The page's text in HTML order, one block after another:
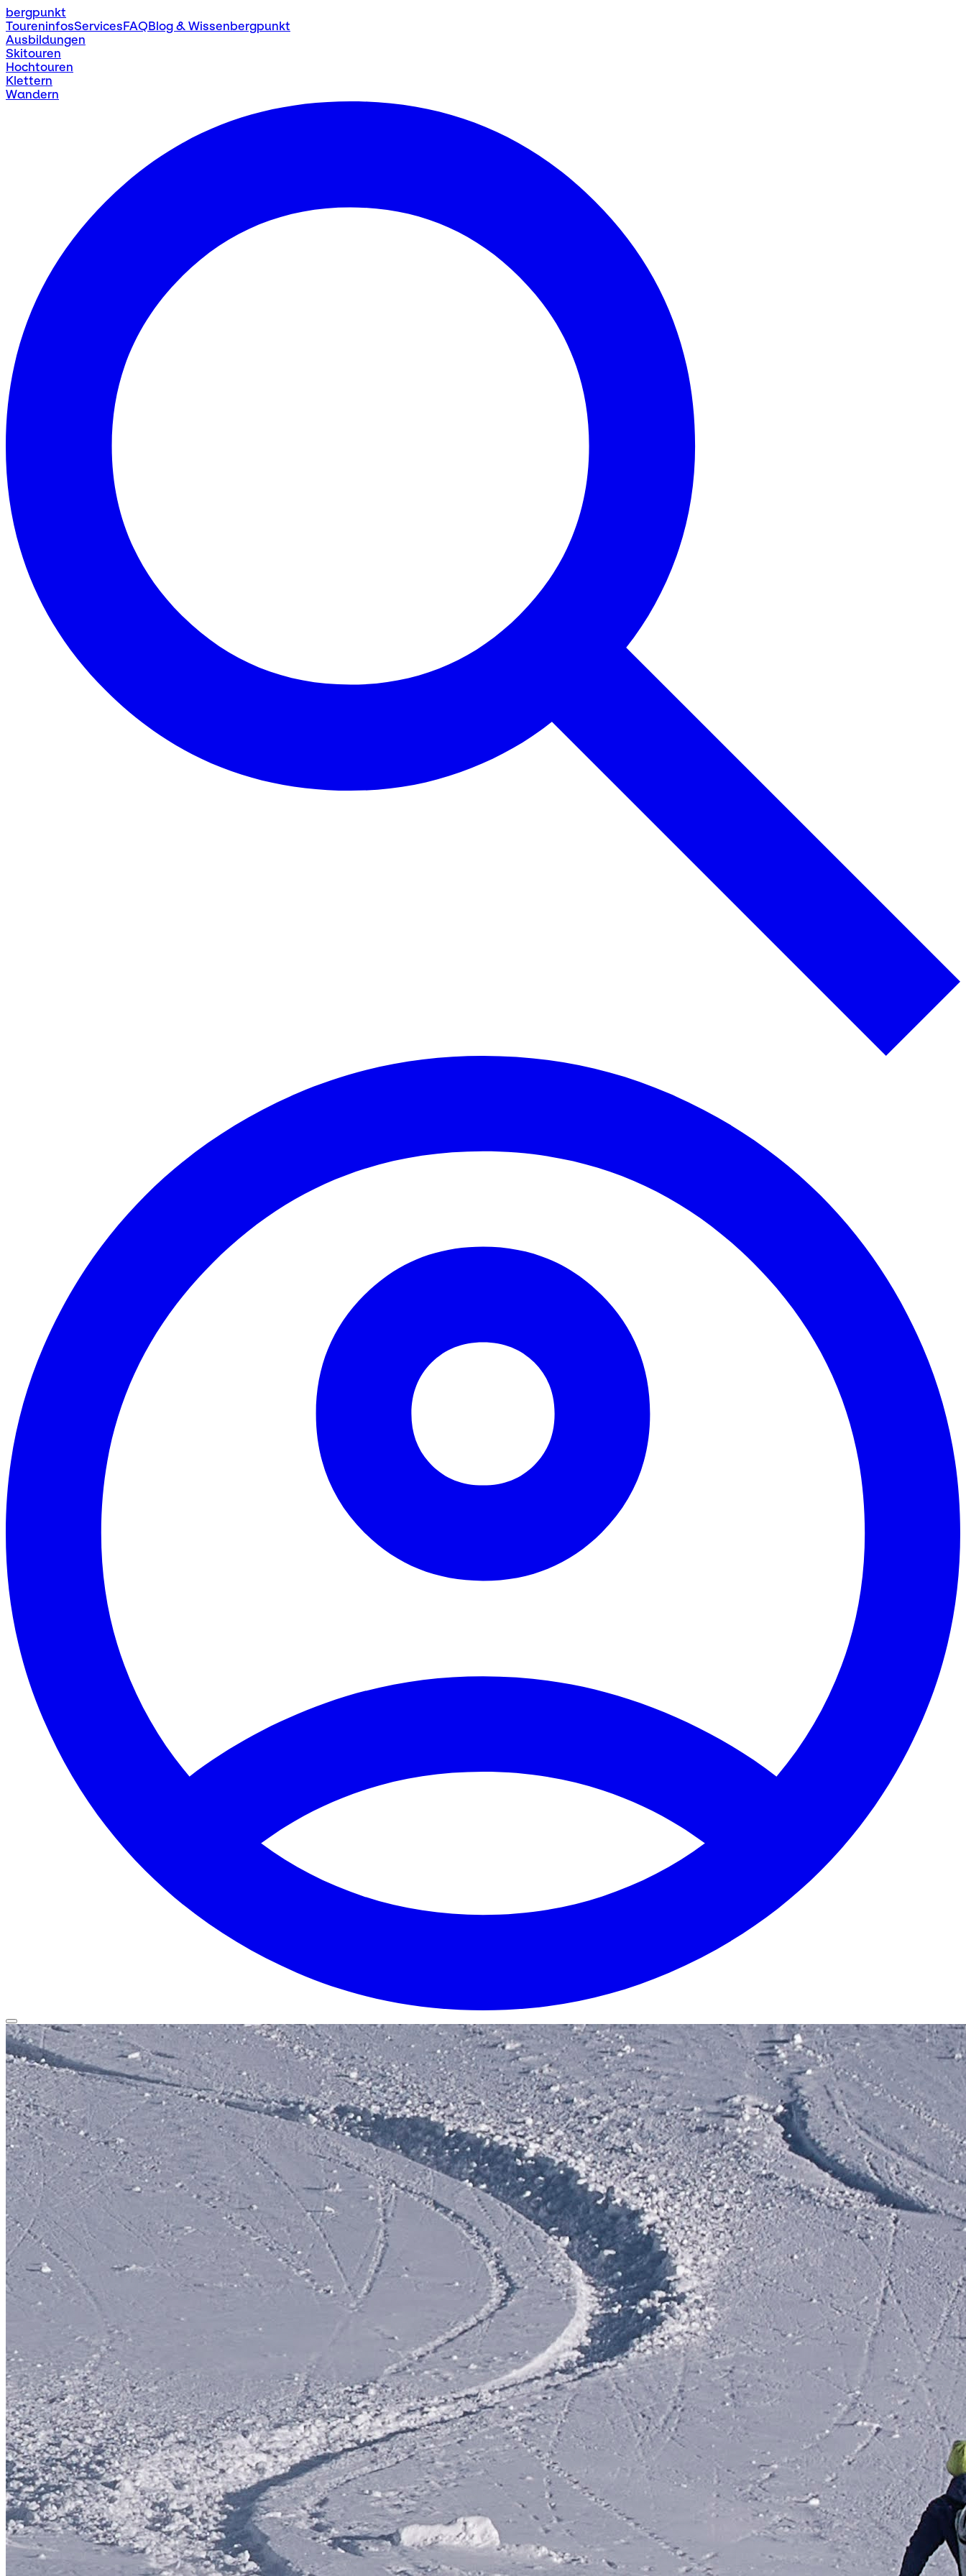
bergpunkt
ToureninfosServicesFAQBlog & Wissenbergpunkt
Ausbildungen
Skitouren
Hochtouren
Klettern
Wandern